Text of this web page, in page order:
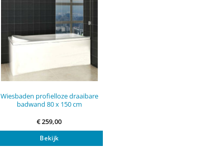
Wiesbaden profielloze draaibare
badwand 80 x 150 cm
€259,00
Bekijk